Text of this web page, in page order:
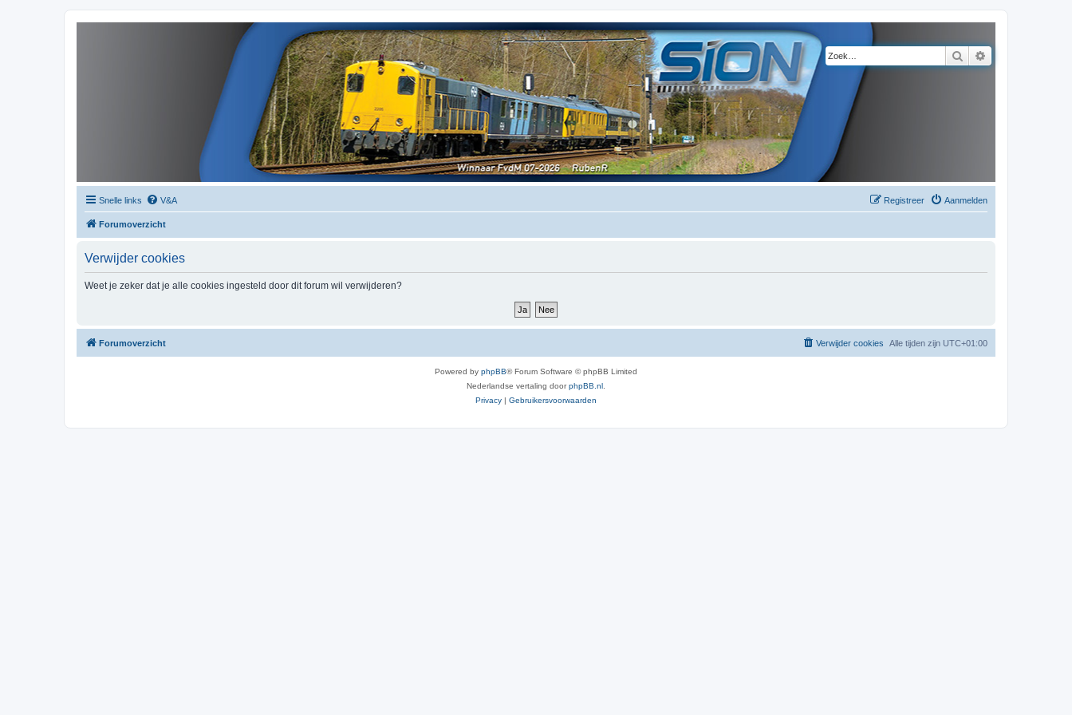
Zoek
Snelle links V&A Aanmelden
Registreer
Forumoverzicht
Verwijder cookies
Weet je zeker dat je alle cookies ingesteld door dit forum wil verwijderen?
Forumoverzicht Alle tijden zijn UTC+01:00
Verwijder cookies
Powered by phpBB® Forum Software © phpBB Limited
Nederlandse vertaling doorphpBB.nl
Privacy | Gebruikersvoorwaarden